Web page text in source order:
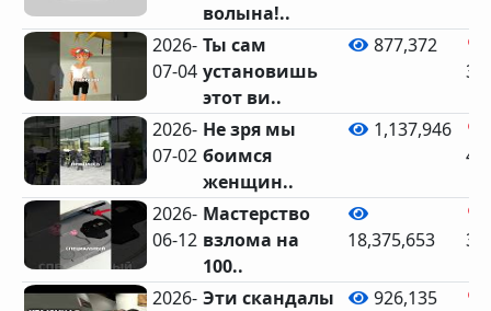
волына!..
2026-
07-04
Ты сам
установишь
этот ви..
877,372
2026-
07-02
Не зря мы
боимся
женщин..
1,137,946
2026-
06-12
Мастерство
взлома на
100..
18,375,653
2026- Эти скандалы
926,135